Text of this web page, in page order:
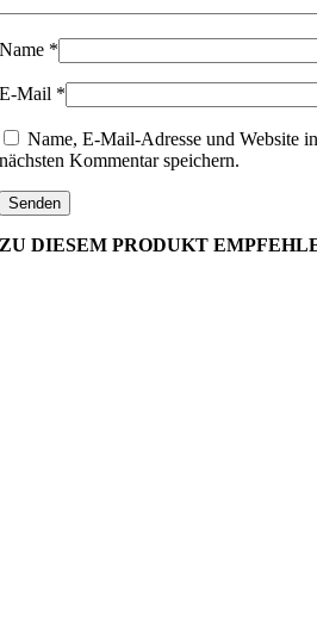
Name *
E-Mail *
Name, E-Mail-Adresse und Website
nächsten Kommentar speichern.
ZU DIESEM PRODUKT